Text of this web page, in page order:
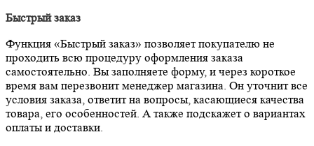
Быстрый заказ
Функция «Быстрый заказ» позволяет покупателю не
проходить всю процедуру оформления заказа
самостоятельно. Вы заполняете форму, и через короткое
время вам перезвонит менеджер магазина. Он уточнит все
условия заказа, ответит на вопросы, касающиеся качества
товара, его особенностей. А также подскажет о вариантах
оплаты и доставки.